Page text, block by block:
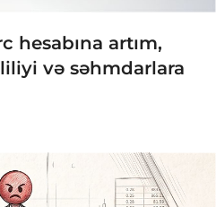
hesabına artım,
və səhmdarlara